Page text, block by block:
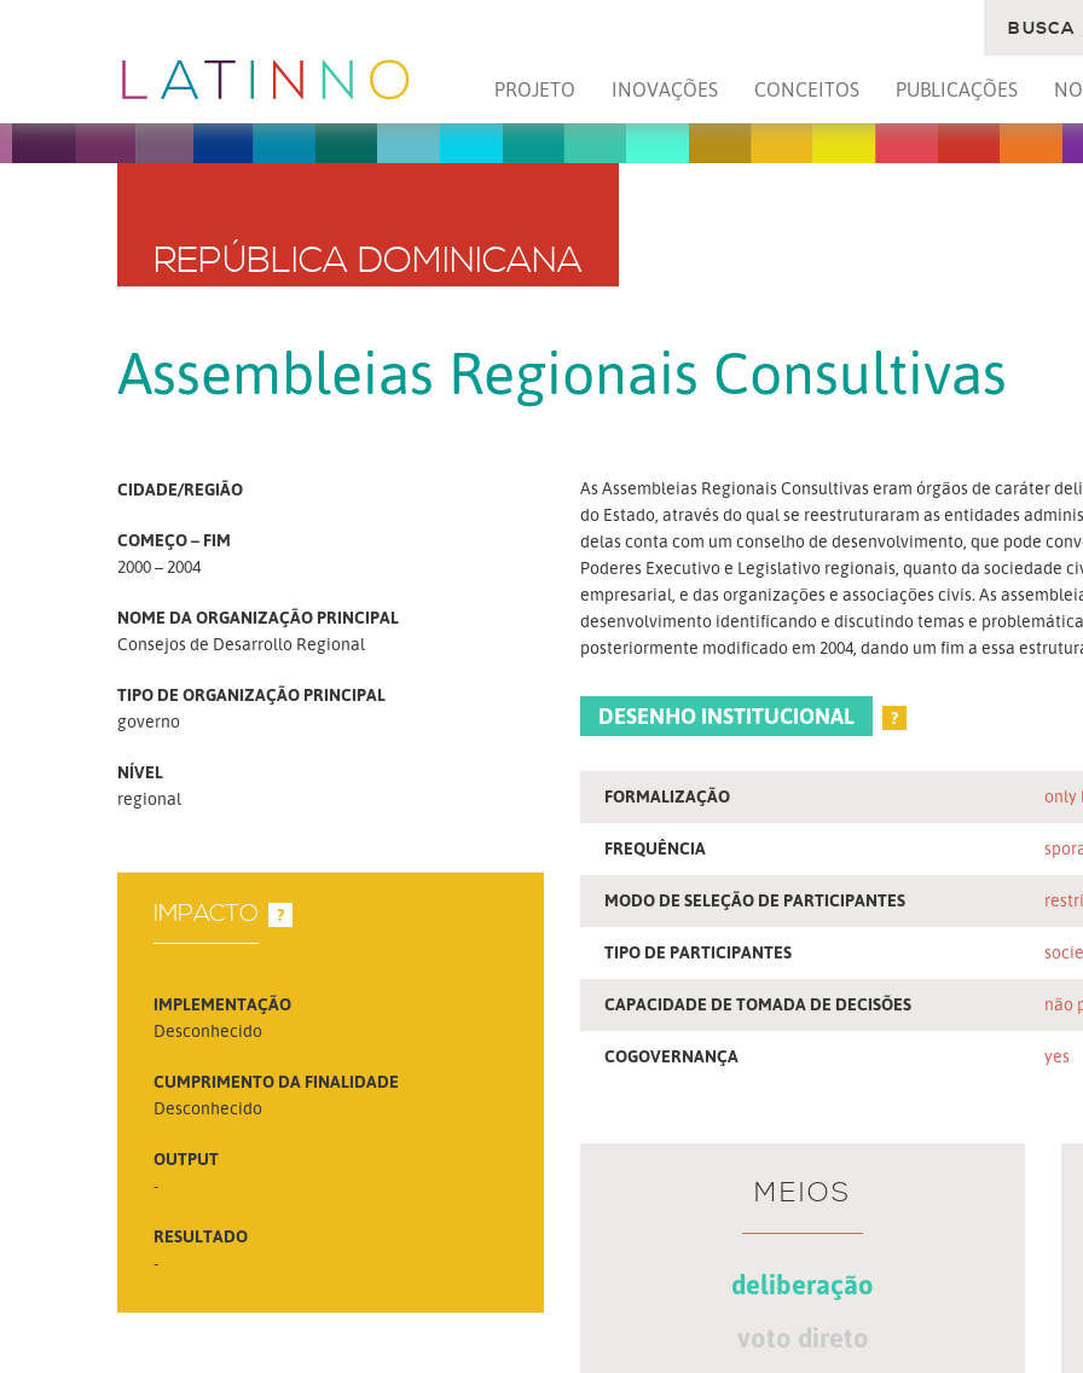
PROJETO INOVAÇÕES CONCEITOS PUBLICAÇÕES
BUSCA
REPÚBLICA DOMINICANA
Assembleias Regionais Consultivas
CIDADE/REGIÃO
COMEÇO – FIM
2000 – 2004
NOME DA ORGANIZAÇÃO PRINCIPAL
Consejos de Desarrollo Regional
TIPO DE ORGANIZAÇÃO PRINCIPAL
governo
NÍVEL
regional
IMPACTO ?
IMPLEMENTAÇÃO
Desconhecido
CUMPRIMENTO DA FINALIDADE
Desconhecido
OUTPUT
-
RESULTADO
-
As Assembleias Regionais Consultivas eram órgãos de caráter
do Estado, através do qual se reestruturaram as entidades
delas conta com um conselho de desenvolvimento, que pode
Poderes Executivo e Legislativo regionais, quanto da sociedade
empresarial, e das organizações e associações civis. As
desenvolvimento identificando e discutindo temas e
posteriormente modificado em 2004, dando um fim a essa
DESENHO INSTITUCIONAL ?
FORMALIZAÇÃO only
FREQUÊNCIA
MODO DE SELEÇÃO DE PARTICIPANTES
TIPO DE PARTICIPANTES
CAPACIDADE DE TOMADA DE DECISÕES não
COGOVERNANÇA yes
MEIOS
deliberação
voto direto